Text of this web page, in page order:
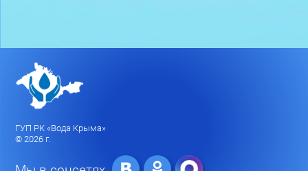
ГУП РК «Вода Крыма»
© 2026 г.